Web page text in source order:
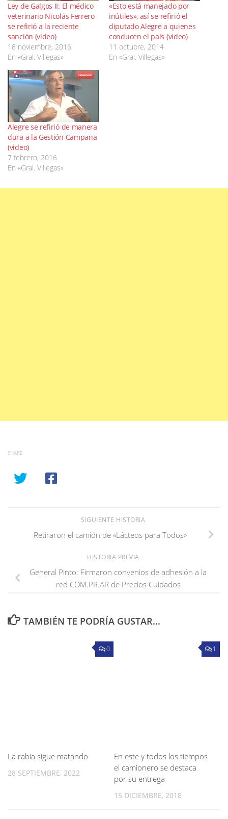
Ley de Galgos II: El médico
veterinario Nicolás Ferrero
se refirió a la reciente
sanción (video)
18 noviembre, 2016
En «Gral. Villegas»
«Esto está manejado por
inútiles», así se refirió el
diputado Alegre a quienes
conducen el país (video)
11 octubre, 2014
En «Gral. Villegas»
Alegre se refirió de manera
dura a la Gestión Campana
(video)
7 febrero, 2016
En «Gral. Villegas»
SHARE
SIGUIENTE HISTORIA
Retiraron el camión de «Lácteos para Todos»
HISTORIA PREVIA
General Pinto: Firmaron convenios de adhesión a la
red COM.PR.AR de Precios Cuidados
TAMBIÉN TE PODRÍA GUSTAR...
0
La rabia sigue matando
28 SEPTIEMBRE, 2022
1
En este y todos los tiempos
el camionero se destaca
por su entrega
15 DICIEMBRE, 2018